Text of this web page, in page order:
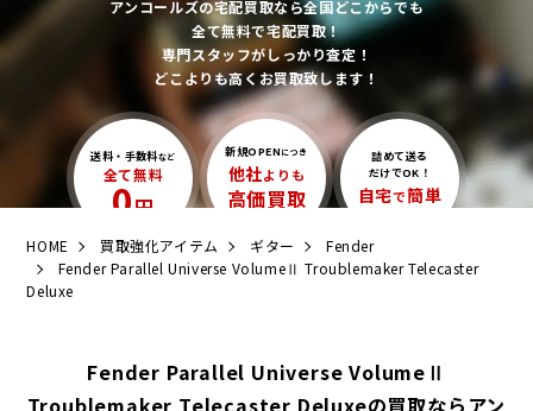
アンコールズの宅配買取なら全国どこからでも
全て無料で宅配買取！
専門スタッフがしっかり査定！
どこよりも高くお買取致します！
送料・手数料など
全て無料
0円
新規OPEN につき
他社よりも
高価買取
詰めて送る
だけでOK！
自宅で簡単
HOME 買取強化アイテム ギター
Fender
Fender Parallel Universe VolumeⅡ Troublemaker Telecaster
Deluxe
Fender Parallel Universe VolumeⅡ
Troublemaker Telecaster Deluxeの買取ならアン